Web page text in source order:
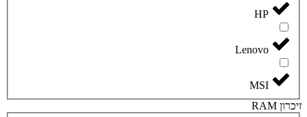
HP
Lenovo
MSI
זיכרון RAM